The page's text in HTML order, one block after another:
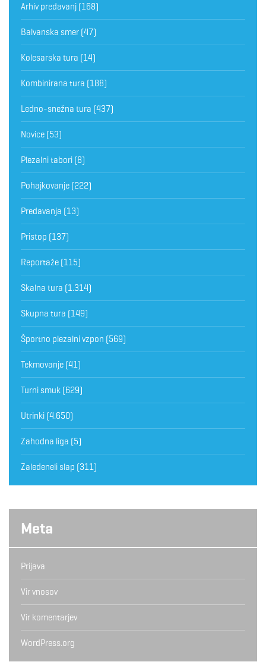
Arhiv predavanj (168)
Balvanska smer (47)
Kolesarska tura (14)
Kombinirana tura (188)
Ledno-snežna tura (437)
Novice (53)
Plezalni tabori (8)
Pohajkovanje (222)
Predavanja (13)
Pristop (137)
Reportaže (115)
Skalna tura (1.314)
Skupna tura (149)
Športno plezalni vzpon (569)
Tekmovanje (41)
Turni smuk (629)
Utrinki (4.650)
Zahodna liga (5)
Zaledeneli slap (311)
Meta
Prijava
Vir vnosov
Vir komentarjev
WordPress.org